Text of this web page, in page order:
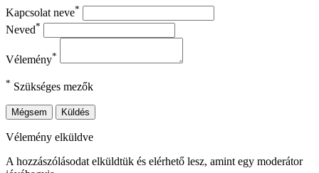
Kapcsolat neve*
Neved*
Vélemény*
* Szükséges mezők
Mégsem Küldés
Vélemény elküldve
A hozzászólásodat elküldtük és elérhető lesz, amint egy moderátor